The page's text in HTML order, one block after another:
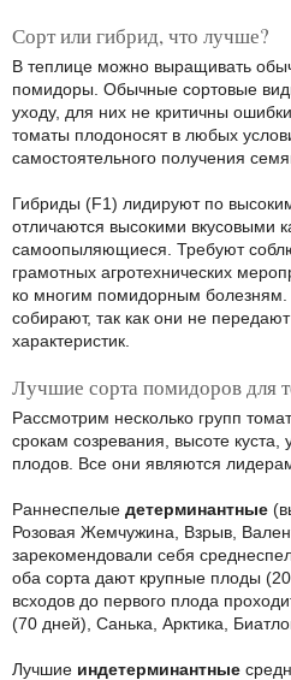
Сорт или гибрид, что лучше?
В теплице можно выращивать
помидоры. Обычные сортовые
уходу, для них не критичны
томаты плодоносят в любых
самостоятельного получения
Гибриды (F1) лидируют по
отличаются высокими вкусовыми
самоопыляющиеся. Требуют
грамотных агротехнических
ко многим помидорным
собирают, так как они не
характеристик.
Лучшие сорта помидоров для
Рассмотрим несколько групп
срокам созревания, высоте куста,
плодов. Все они являются
Раннеспелые детерминантные
Розовая Жемчужина, Взрыв,
зарекомендовали себя
оба сорта дают крупные плоды
всходов до первого плода
(70 дней), Санька, Арктика,
Лучшие индетерминантные